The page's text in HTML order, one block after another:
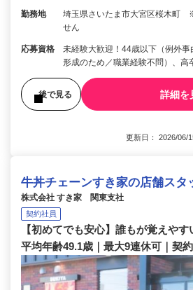
勤務地
埼玉県さいたま市大宮区桜木町
せん
応募資格
未経験大歓迎！44歳以下（例外
形成のため／職業経験不問）、高
後で見る 詳細を
更新日： 2026/
牛丼チェーンすき家の店舗スタ
株式会社 すき家 関東支社
契約社員
【初めてでも安心】誰もが覚えやす
平均年齢49.1歳｜最大9連休可｜契